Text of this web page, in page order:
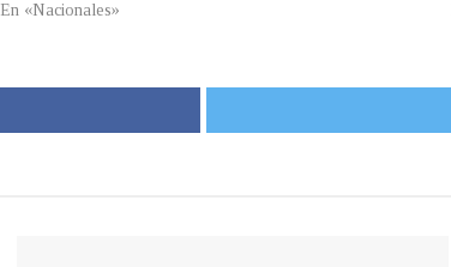
En «Nacionales»